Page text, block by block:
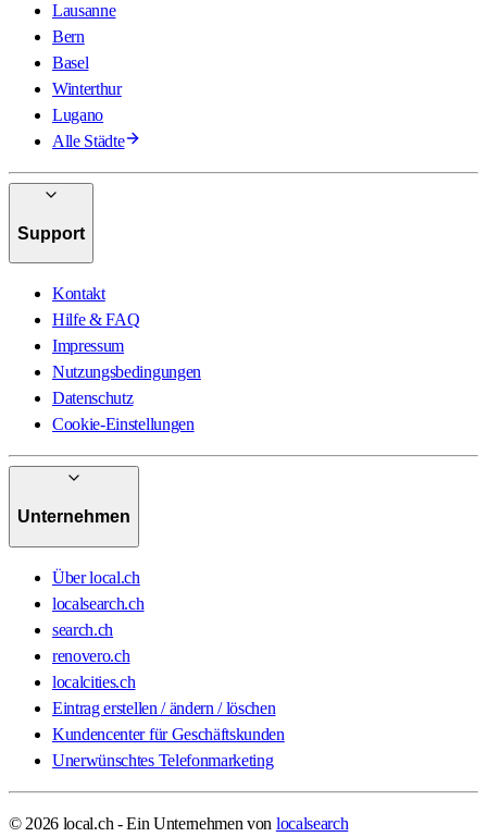
Lausanne
Bern
Basel
Winterthur
Lugano
Alle Städte
Support
Kontakt
Hilfe & FAQ
Impressum
Nutzungsbedingungen
Datenschutz
Cookie-Einstellungen
Unternehmen
Über local.ch
localsearch.ch
search.ch
renovero.ch
localcities.ch
Eintrag erstellen / ändern / löschen
Kundencenter für Geschäftskunden
Unerwünschtes Telefonmarketing
© 2026 local.ch - Ein Unternehmen von localsearch